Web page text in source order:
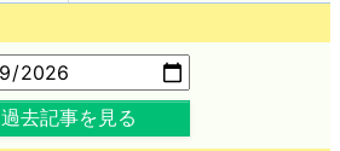
過去記事を見る